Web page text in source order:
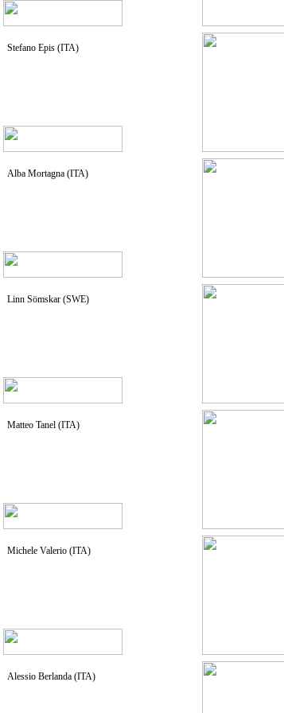
Stefano Epis (ITA)
Alba Mortagna (ITA)
Linn Sömskar (SWE)
Matteo Tanel (ITA)
Michele Valerio (ITA)
Alessio Berlanda (ITA)